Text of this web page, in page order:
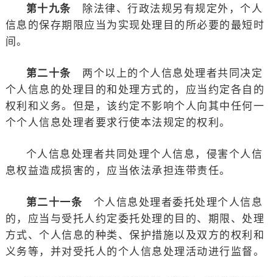
第十九条 除法律、行政法规另有规定外，个人
信息的保存期限应当为实现处理目的所必要的最短时
间。
第二十条 两个以上的个人信息处理者共同决定
个人信息的处理目的和处理方式的，应当约定各自的
权利和义务。但是，该约定不影响个人向其中任何一
个个人信息处理者要求行使本法规定的权利。
个人信息处理者共同处理个人信息，侵害个人信
息权益造成损害的，应当依法承担连带责任。
第二十一条 个人信息处理者委托处理个人信息
的，应当与受托人约定委托处理的目的、期限、处理
方式、个人信息的种类、保护措施以及双方的权利和
义务等，并对受托人的个人信息处理活动进行监督。